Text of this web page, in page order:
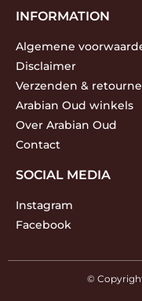
INFORMATION
Algemene
Disclaimer
Verzenden &
Arabian Oud winkels
Over Arabian Oud
Contact
SOCIAL MEDIA
Instagram
Facebook
©